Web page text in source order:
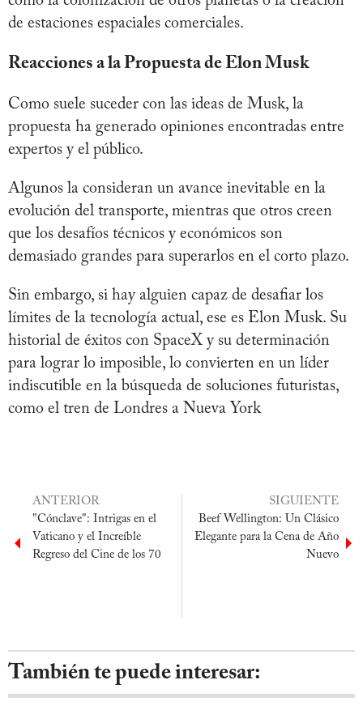
de estaciones espaciales comerciales.
Reacciones a la Propuesta de Elon Musk
Como suele suceder con las ideas de Musk, la
propuesta ha generado opiniones encontradas entre
expertos y el público.
Algunos la consideran un avance inevitable en la
evolución del transporte, mientras que otros creen
que los desafíos técnicos y económicos son
demasiado grandes para superarlos en el corto plazo.
Sin embargo, si hay alguien capaz de desafiar los
límites de la tecnología actual, ese es Elon Musk. Su
historial de éxitos con SpaceX y su determinación
para lograr lo imposible, lo convierten en un líder
indiscutible en la búsqueda de soluciones futuristas,
como el tren de Londres a Nueva York
ANTERIOR
"Cónclave": Intrigas en el
Vaticano y el Increíble
Regreso del Cine de los 70
SIGUIENTE
Beef Wellington: Un Clásico
Elegante para la Cena de Año
Nuevo
También te puede interesar: